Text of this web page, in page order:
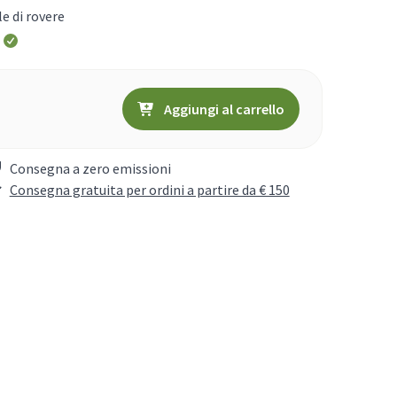
di rovere
Aggiungi al carrello
Consegna a zero emissioni
Consegna gratuita per ordini a partire da € 150